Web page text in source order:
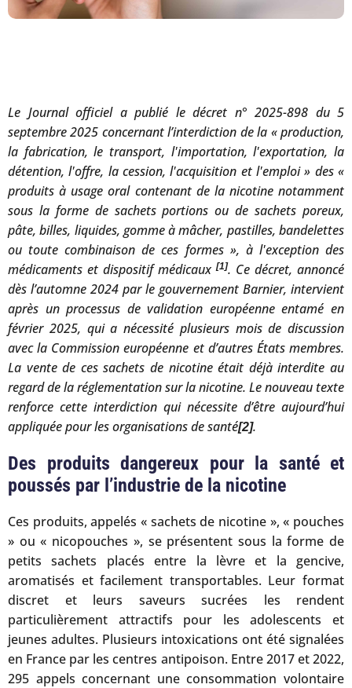
Le Journal officiel a publié le décret n° 2025-898 du 5
septembre 2025 concernant l’interdiction de la « production,
la fabrication, le transport, l'importation, l'exportation, la
détention, l'offre, la cession, l'acquisition et l'emploi » des «
produits à usage oral contenant de la nicotine notamment
sous la forme de sachets portions ou de sachets poreux,
pâte, billes, liquides, gomme à mâcher, pastilles, bandelettes
ou toute combinaison de ces formes », à l'exception des
médicaments et dispositif médicaux [1]. Ce décret, annoncé
dès l’automne 2024 par le gouvernement Barnier, intervient
après un processus de validation européenne entamé en
février 2025, qui a nécessité plusieurs mois de discussion
avec la Commission européenne et d’autres États membres.
La vente de ces sachets de nicotine était déjà interdite au
regard de la réglementation sur la nicotine. Le nouveau texte
renforce cette interdiction qui nécessite d’être aujourd’hui
appliquée pour les organisations de santé[2].
Des produits dangereux pour la santé et
poussés par l’industrie de la nicotine
Ces produits, appelés « sachets de nicotine », « pouches
» ou « nicopouches », se présentent sous la forme de
petits sachets placés entre la lèvre et la gencive,
aromatisés et facilement transportables. Leur format
discret et leurs saveurs sucrées les rendent
particulièrement attractifs pour les adolescents et
jeunes adultes. Plusieurs intoxications ont été signalées
en France par les centres antipoison. Entre 2017 et 2022,
295 appels concernant une consommation volontaire